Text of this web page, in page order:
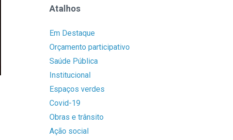
Atalhos
Em Destaque
Orçamento participativo
Saúde Pública
Institucional
Espaços verdes
Covid-19
Obras e trânsito
Ação social